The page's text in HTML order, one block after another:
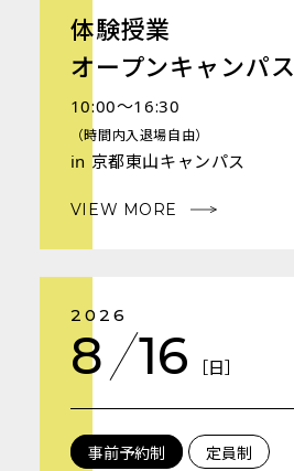
体験授業
オープンキャンパス
10:00～16:30
（時間内入退場自由）
in 京都東山キャンパス
VIEW MORE
2026
8 16 ［日］
事前予約制 定員制